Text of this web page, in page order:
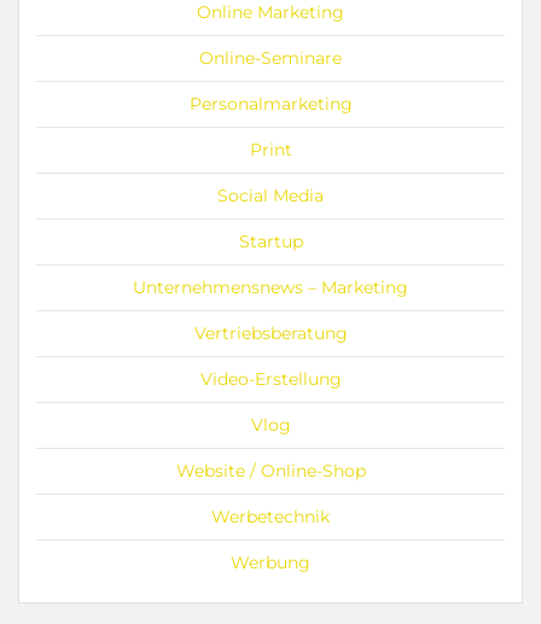
Online Marketing
Online-Seminare
Personalmarketing
Print
Social Media
Startup
Unternehmensnews – Marketing
Vertriebsberatung
Video-Erstellung
Vlog
Website / Online-Shop
Werbetechnik
Werbung